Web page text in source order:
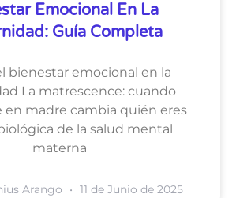
Emocional En La
Guía Completa
bienestar emocional en la
La matrescence: cuando
en madre cambia quién eres
de la salud mental
materna
Arango 11 de Junio de 2025